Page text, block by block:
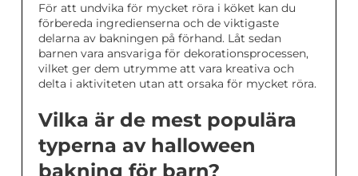
För att undvika för mycket röra i köket kan du
förbereda ingredienserna och de viktigaste
delarna av bakningen på förhand. Låt sedan
barnen vara ansvariga för dekorationsprocessen,
vilket ger dem utrymme att vara kreativa och
delta i aktiviteten utan att orsaka för mycket röra.
Vilka är de mest populära
typerna av halloween
bakning för barn?